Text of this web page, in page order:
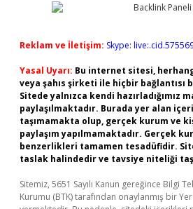
Reklam ve İletişim: Skype:
Yasal Uyarı: Bu internet sitesi,
veya şahıs şirketi ile hiçbir bağlantısı
Sitede yalnızca kendi hazırladığımız
paylaşılmaktadır. Burada yer alan
taşımamakta olup, gerçek kurum ve
paylaşım yapılmamaktadır. Gerçek
benzerlikleri tamamen tesadüfidir.
taslak halindedir ve tavsiye niteliği
Sitemiz, 5651 Sayılı Kanun gereğince Bilgi
Kurumu (BTK) tarafından onaylanmış bir